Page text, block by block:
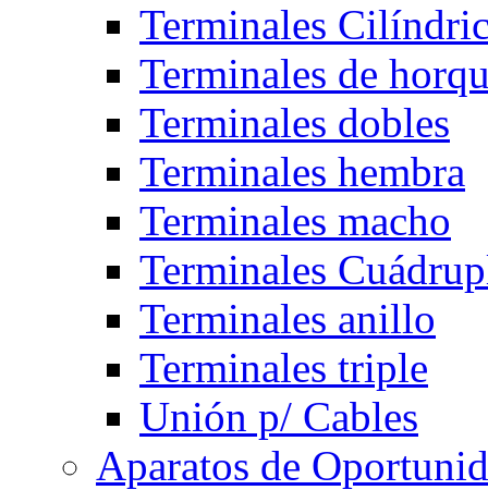
Terminales
Terminales de
Terminales dobles
Terminales hembra
Terminales macho
Terminales
Terminales anillo
Terminales triple
Unión p/ Cables
Aparatos de